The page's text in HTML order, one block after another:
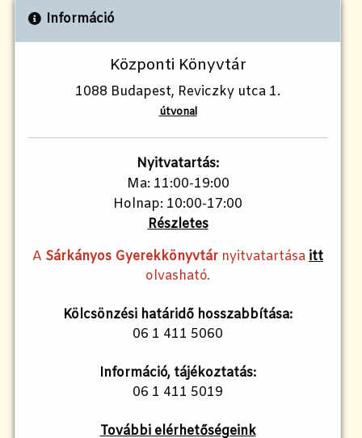
Információ
Központi Könyvtár
1088 Budapest, Reviczky utca 1.
útvonal
Nyitvatartás:
Ma: 11:00-19:00
Holnap: 10:00-17:00
Részletes
A Sárkányos Gyerekkönyvtár nyitvatartása itt
olvasható.
Kölcsönzési határidő hosszabbítása:
06 1 411 5060
Információ, tájékoztatás:
06 1 411 5019
További elérhetőségeink